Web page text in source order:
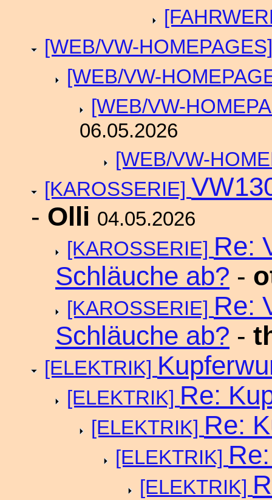
[WEB/VW-
[WEB/VW-
[WEB/VW-
06.05.2026
[WEB/VW-
[KAROSSERIE]
- Olli 04.05.2026
[KAROSSERIE] Re:
Schläuche ab? -
[KAROSSERIE] Re:
Schläuche ab? -
[ELEKTRIK]
[ELEKTRIK] Re:
[ELEKTRIK] Re:
[ELEKTRIK]
[ELEKTRIK]